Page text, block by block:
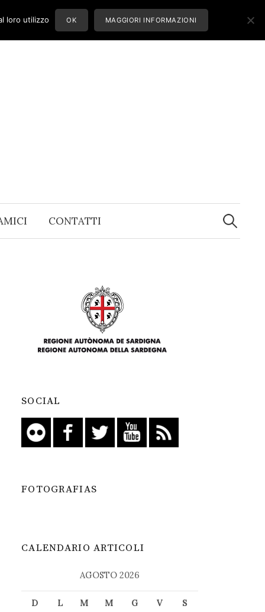
CONTATTI
Ricerca
per:
SOCIAL
FOTOGRAFIAS
CALENDARIO ARTICOLI
AGOSTO 2026
D L M M G V
S
loro utilizzo OK MAGGIORI INFORMAZIONI